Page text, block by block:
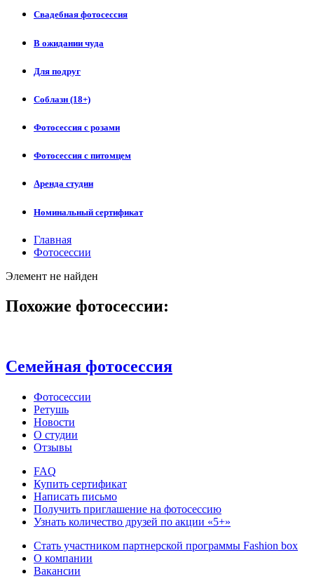
Свадебная фотосессия
В ожидании чуда
Для подруг
Соблазн (18+)
Фотосессия с розами
Фотосессия с питомцем
Аренда студии
Номинальный сертификат
Главная
Фотосессии
Элемент не найден
Похожие фотосессии:
Семейная фотосессия
Фотосессии
Ретушь
Новости
О студии
Отзывы
FAQ
Купить сертификат
Написать письмо
Получить приглашение на фотосессию
Узнать количество друзей по акции «5+»
Стать участником партнерской программы Fashion box
О компании
Вакансии